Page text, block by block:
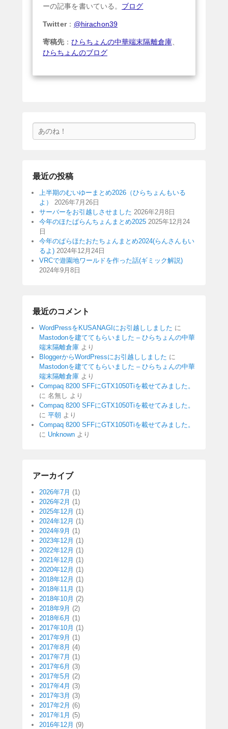
ーの記事を書いている。 ブログ
Twitter： @hirachon39
寄稿先 ：ひらちょんの中華端末隔離倉庫、
ひらちょんのブログ
索
最近の投稿
上半期のむいゆーまとめ2026（ひらちょんもいる
よ）
2026年7月26日
サーバーをお引越しさせました 2026年2月8日
今年のほたぱらんちょんまとめ2025 2025年12月24
日
今年のぱらほたおたちょんまとめ2024(らんさんもい
るよ) 2024年12月24日
VRCで遊園地ワールドを作った話(ギミック解説)
2024年9月8日
最近のコメント
WordPressをKUSANAGIにお引越ししました に
Mastodonを建ててもらいました – ひらちょんの中華
端末隔離倉庫 より
BloggerからWordPressにお引越ししました に
Mastodonを建ててもらいました – ひらちょんの中華
端末隔離倉庫 より
Compaq 8200 SFFにGTX1050Tiを載せてみました。
に 名無し より
Compaq 8200 SFFにGTX1050Tiを載せてみました。
に 平朝 より
Compaq 8200 SFFにGTX1050Tiを載せてみました。
に Unknown より
アーカイブ
2026年7月 (1)
2026年2月 (1)
2025年12月 (1)
2024年12月 (1)
2024年9月 (1)
2023年12月 (1)
2022年12月 (1)
2021年12月 (1)
2020年12月 (1)
2018年12月 (1)
2018年11月 (1)
2018年10月 (2)
2018年9月 (2)
2018年6月 (1)
2017年10月 (1)
2017年9月 (1)
2017年8月 (4)
2017年7月 (1)
2017年6月 (3)
2017年5月 (2)
2017年4月 (3)
2017年3月 (3)
2017年2月 (6)
2017年1月 (5)
2016年12月 (9)